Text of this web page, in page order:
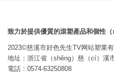
致力於提供優質的滾塑產品和個性
2023©慈溪市好色先生TV网站塑業有
地址：浙江省（shěng）慈（cí）溪
電話：0574-63250808